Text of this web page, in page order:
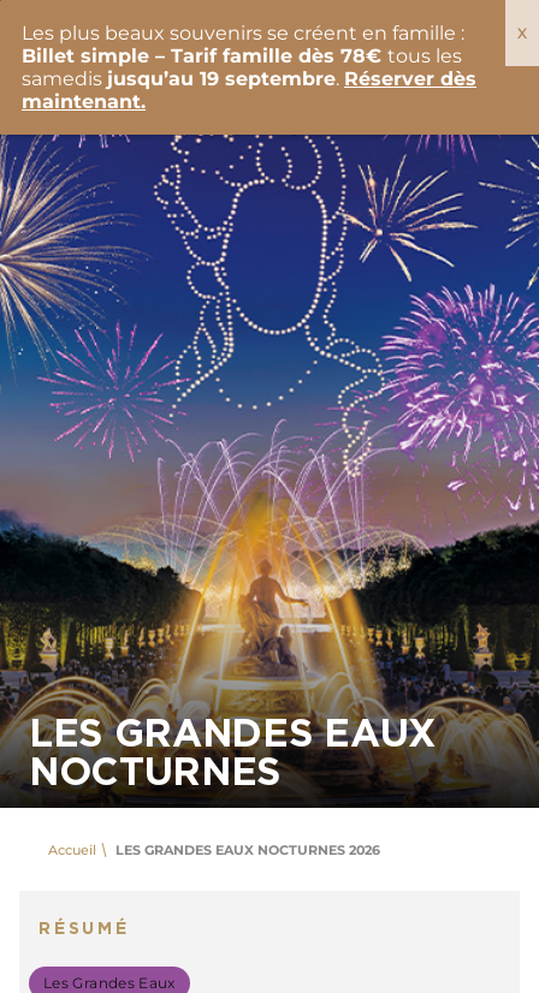
contenu
OPÉRA ROYAL
LES GRANDES EAUX
NOCTURNES
Accueil LES GRANDES EAUX NOCTURNES 2026
RÉSUMÉ
Les Grandes Eaux
Les plus beaux souvenirs se créent en famille :
Billet simple – Tarif famille dès 78€ tous les
samedis jusqu’au 19 septembre. Réserver dès
maintenant.